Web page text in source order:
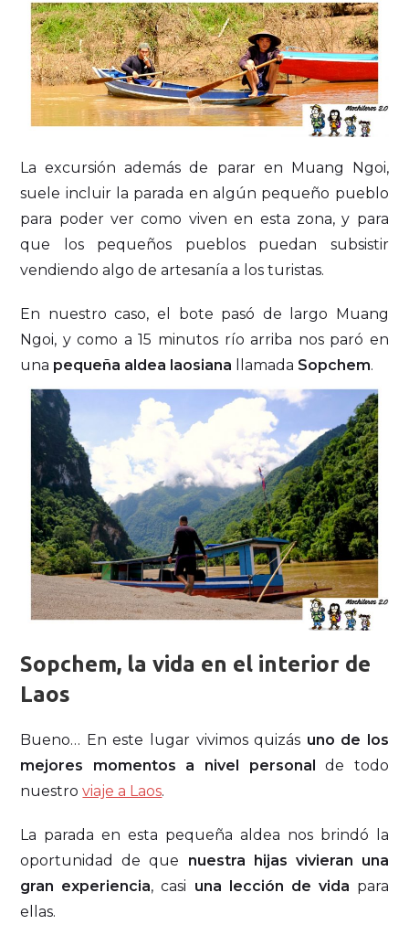
La excursión además de parar en Muang Ngoi,
suele incluir la parada en algún pequeño pueblo
para poder ver como viven en esta zona, y para
que los pequeños pueblos puedan subsistir
vendiendo algo de artesanía a los turistas.
En nuestro caso, el bote pasó de largo Muang
Ngoi, y como a 15 minutos río arriba nos paró en
una pequeña aldea laosiana llamada Sopchem.
Sopchem, la vida en el interior de
Laos
Bueno… En este lugar vivimos quizás uno de los
mejores momentos a nivel personal
de todo
nuestroviaje a Laos.
La parada en esta pequeña aldea nos brindó la
oportunidad de que nuestra hijas vivieran una
gran experiencia, casi una lección de vida para
ellas.